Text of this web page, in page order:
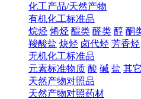
化工产品/天然产物
有机化工标准品
烷烃 烯烃 醌类 醛类 醇 酮
羧酸盐 炔烃 卤代烃 芳香烃
无机化工标准品
元素标准物质 酸 碱 盐 其它
天然产物对照品
天然产物对照药材